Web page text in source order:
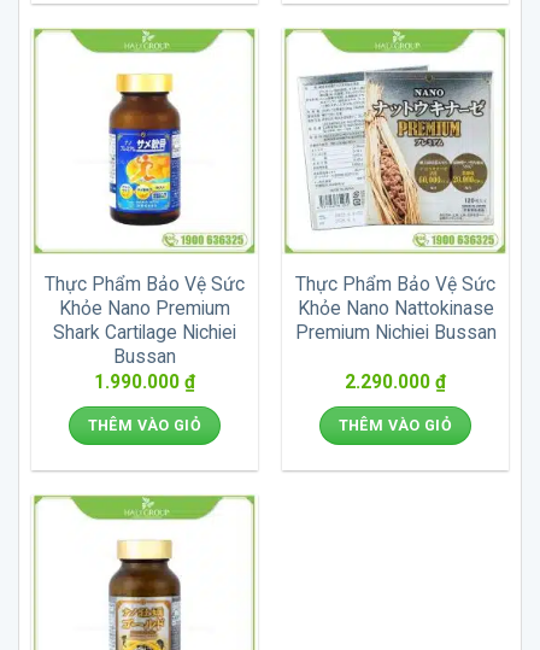
Thực Phẩm Bảo Vệ Sức
Khỏe Nano Premium
Shark Cartilage Nichiei
Bussan
1.990.000 ₫
THÊM VÀO GIỎ
Thực Phẩm Bảo Vệ Sức
Khỏe Nano Nattokinase
Premium Nichiei Bussan
2.290.000 ₫
THÊM VÀO GIỎ